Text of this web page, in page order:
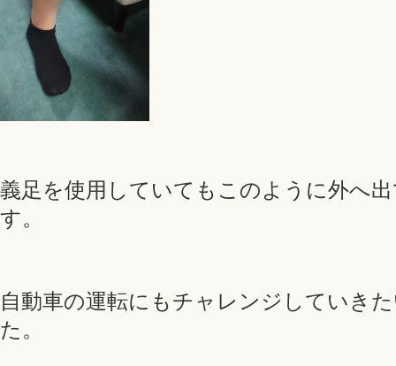
義足を使用していてもこのように外へ
す。
自動車の運転にもチャレンジしていき
た。